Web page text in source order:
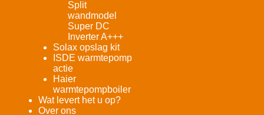
Split
wandmodel
Super DC
Inverter A+++
Solax opslag kit
ISDE warmtepomp
actie
Haier
warmtepompboiler
Wat levert het u op?
Over ons